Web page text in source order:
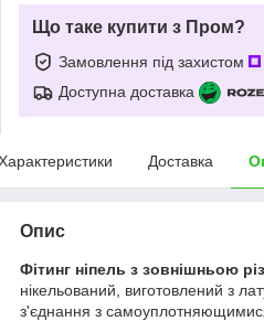
Що таке купити з Пром?
Замовлення під захистом
Доступна доставка
Доставка
Опис
Фітинг ніпель з зовнішньою
нікельований, виготовлений з
з'єднання з